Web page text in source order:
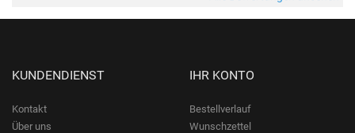
KUNDENDIENST
Kontakt
Über uns
IHR KONTO
Bestellverlauf
Wunschzettel